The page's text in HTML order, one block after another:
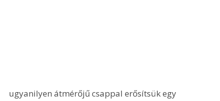
ugyanilyen átmérőjű csappal erősítsük egy